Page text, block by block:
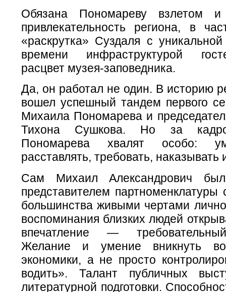
Обязана Пономареву взлетом и
привлекательность региона, в
«раскрутка» Суздаля с уникальной
времени инфраструктурой
расцвет музея-заповедника.
Да, он работал не один. В историю
вошел успешный тандем первого
Михаила Пономарева и
Тихона Сушкова. Но за
Пономарева хвалят особо:
расставлять, требовать, наказывать
Сам Михаил Александрович был
представителем
большинства живыми чертами
воспоминания близких людей
впечатление —
Желание и умение вникнуть
экономики, а не просто
водить». Талант публичных
литературной подготовки.